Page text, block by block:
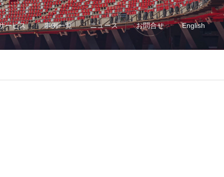
ービス 事例一覧 ニュース お問合せ English